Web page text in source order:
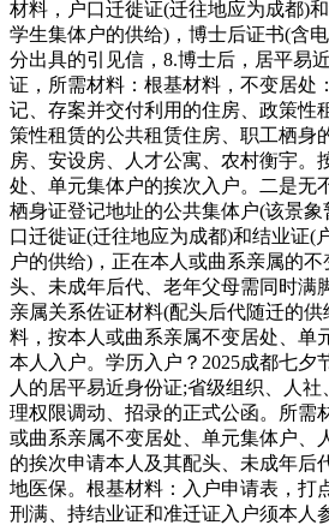
材料，户口迁徙证(迁往地应为成都)
学生集体户的供给)，博士后证书(含
分出具的引见信，8.博士后，居平易
证，所需材料：根基材料，不变居处
记、存案并交付利用的住房、政策性
策性租赁的公共租赁住房、职工栖身
房、安设房、人才公寓、农村衡宇。
处、单元集体户的挨次入户。二是无
栖身证登记地址的公共集体户(该景
口迁徙证(迁往地应为成都)和结业证(
户的供给)，正在本人或曲系亲属的
头、未成年后代、老年父母需同时满
亲属关系佐证材料(配头后代随迁的
料，按本人或曲系亲属不变居处、单
本人入户。学历入户？2025成都七夕
人的居平易近身份证;省级组织、人
理权限调动、招录的正式公函。所需
或曲系亲属不变居处、单元集体户、
的挨次申请本人及其配头、未成年后
地医保。根基材料：入户申请表，打
刑满、持结业证和准迁证入户须本人